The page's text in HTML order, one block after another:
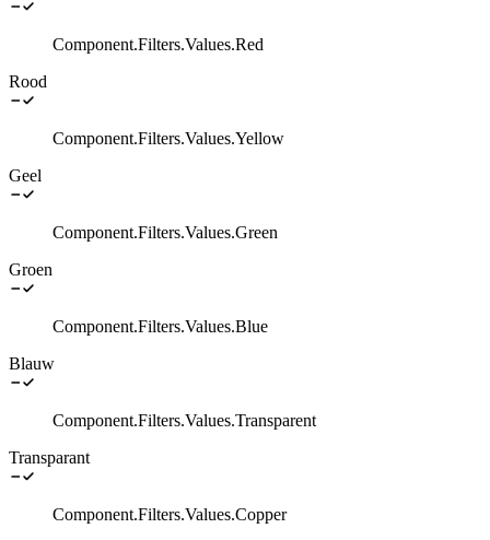
Component.Filters.Values.Red
Rood
Component.Filters.Values.Yellow
Geel
Component.Filters.Values.Green
Groen
Component.Filters.Values.Blue
Blauw
Component.Filters.Values.Transparent
Transparant
Component.Filters.Values.Copper